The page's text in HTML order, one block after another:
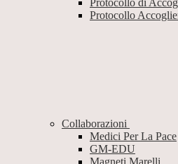
Protocollo di
Protocollo
Collaborazioni
Medici Per La Pace
GM-EDU